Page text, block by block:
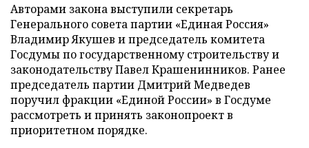
Авторами закона выступили секретарь
Генерального совета партии «Единая Россия»
Владимир Якушев и председатель комитета
Госдумы по государственному строительству и
законодательству Павел Крашенинников. Ранее
председатель партии Дмитрий Медведев
поручил фракции «Единой России» в Госдуме
рассмотреть и принять законопроект в
приоритетном порядке.